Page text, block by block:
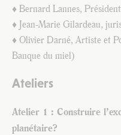
♦ Bernard Lannes,
♦ Jean-Marie Gilardeau,
♦ Olivier Darné, Artiste et
Banque du miel)
Ateliers
Atelier 1 : Construire
planétaire?